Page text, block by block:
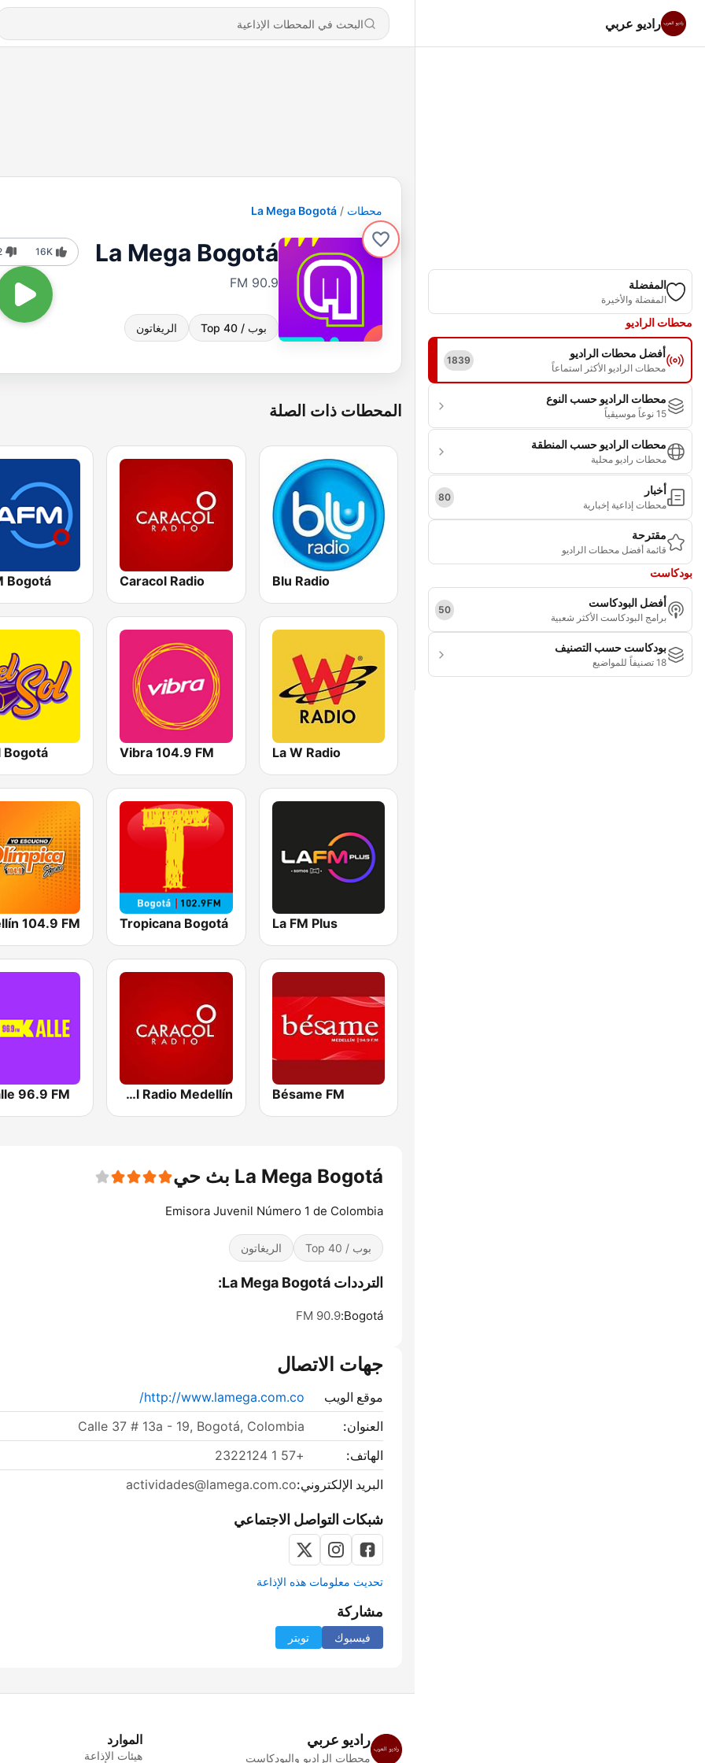
راديو عربي
المفضلة
المفضلة والأخيرة
محطات الراديو
أفضل محطات الراديو
محطات الراديو الأكثر استماعاً
1839
محطات الراديو حسب النوع
15 نوعاً موسيقياً
محطات الراديو حسب المنطقة
محطات راديو محلية
أخبار
محطات إذاعية إخبارية
80
مقترحة
قائمة أفضل محطات الراديو
بودكاست
أفضل البودكاست
برامج البودكاست الأكثر شعبية
50
بودكاست حسب التصنيف
18 تصنيفاً للمواضيع
محطات La Mega Bogotá
La Mega Bogotá
90.9 FM
بوب / Top 40 الريغاتون
16K
المحطات ذات الصلة
Blu Radio
Caracol Radio
Bogotá
La W Radio
Vibra 104.9 FM
Bogotá
La FM Plus
Tropicana Bogotá
Bésame FM
Caracol Radio Medellín
96.9 FM
La Mega Bogotá بث حي
Emisora Juvenil Número 1 de Colombia
بوب / Top 40 الريغاتون
الترددات La Mega Bogotá:
Bogotá:
90.9 FM
جهات الاتصال
موقع الويب
http://www.lamega.com.co/
العنوان:
Calle 37 # 13a - 19, Bogotá, Colombia
الهاتف:
+57 1 2322124
البريد الإلكتروني:actividades@lamega.com.co
شبكات التواصل الاجتماعي
تحديث معلومات هذه الإذاعة
مشاركة
فيسبوك تويتر
راديو عربي
محطات الراديو والبودكاست
الموارد
هيئات الإذاعة